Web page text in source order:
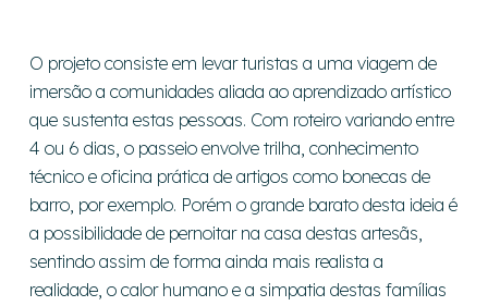
O projeto consiste em levar turistas a uma viagem de
imersão a comunidades aliada ao aprendizado artístico
que sustenta estas pessoas. Com roteiro variando entre
4 ou 6 dias, o passeio envolve trilha, conhecimento
técnico e oficina prática de artigos como bonecas de
barro, por exemplo. Porém o grande barato desta ideia é
a possibilidade de pernoitar na casa destas artesãs,
sentindo assim de forma ainda mais realista a
realidade, o calor humano e a simpatia destas famílias